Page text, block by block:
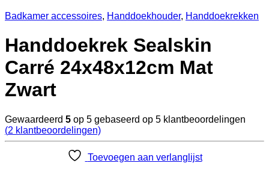
Badkamer accessoires, Handdoekhouder, Handdoekrekken
Handdoekrek Sealskin
Carré 24x48x12cm Mat
Zwart
Gewaardeerd 5 op 5 gebaseerd op 5 klantbeoordelingen
(2 klantbeoordelingen)
Toevoegen aan verlanglijst